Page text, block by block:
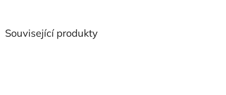
Související produkty